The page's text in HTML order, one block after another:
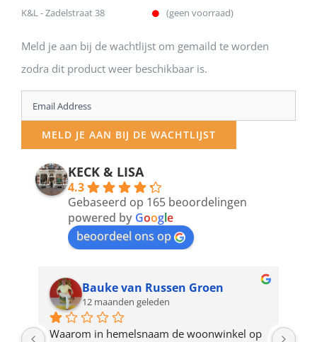
K&L - Zadelstraat 38 (geen voorraad)
Meld je aan bij de wachtlijst om gemaild te worden
zodra dit product weer beschikbaar is.
Enter
your
email
address
product
MELD JE AAN BIJ DE WACHTLIJST
KECK & LISA
4.3
Gebaseerd op 165 beoordelingen
powered by Google
beoordeel ons op
Bauke van Russen Groen
12 maanden geleden
Waarom in hemelsnaam de woonwinkel op